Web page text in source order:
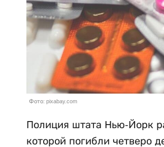
Фото: pixabay.com
Полиция штата Нью-Йорк
которой погибли четверо